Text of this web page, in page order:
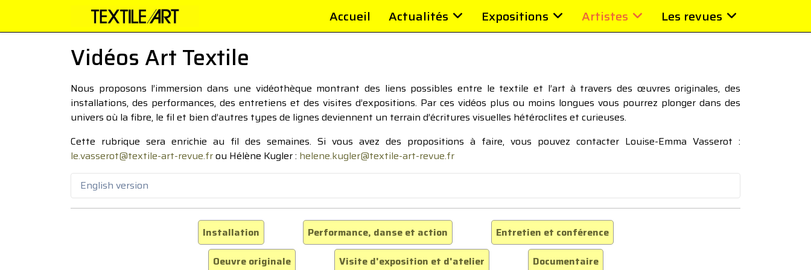
Accueil Actualités Expositions Artistes Les revues
Vidéos Art Textile
Nous proposons l’immersion dans une vidéothèque montrant des liens possibles entre le textile et l’art à travers des œuvres originales, des
installations, des performances, des entretiens et des visites d’expositions. Par ces vidéos plus ou moins longues vous pourrez plonger dans des
univers où la fibre, le fil et bien d’autres types de lignes deviennent un terrain d’écritures visuelles hétéroclites et curieuses.
Cette rubrique sera enrichie au fil des semaines. Si vous avez des propositions à faire, vous pouvez contacter Louise-Emma Vasserot :
le.vasserot@textile-art-revue.frou Hélène Kugler : helene.kugler@textile-art-revue.fr
English version
Installation Performance, danse et action
Entretien et conférence
Oeuvre originale
Visite d'exposition et d'atelier Documentaire